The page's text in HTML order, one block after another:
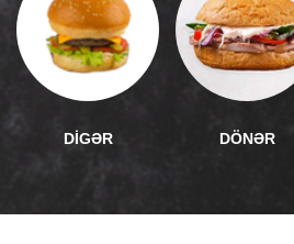
DİGƏR DÖNƏR